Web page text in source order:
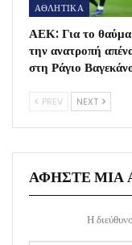
ΑΘΛΗΤΙΚΑ
ΑΕΚ: Για το θαύμα
την ανατροπή
στη Ράγιο
PREV NEXT
ΑΦΉΣΤΕ ΜΙΑ
Η